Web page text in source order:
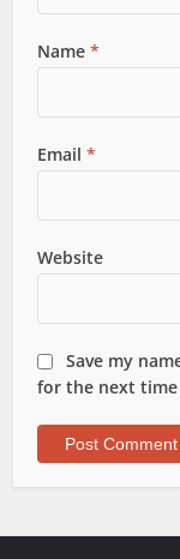
Name*
Email*
Website
Save my
for the next time